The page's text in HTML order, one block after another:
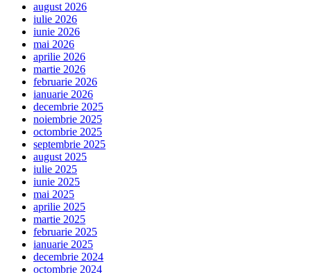
august 2026
iulie 2026
iunie 2026
mai 2026
aprilie 2026
martie 2026
februarie 2026
ianuarie 2026
decembrie 2025
noiembrie 2025
octombrie 2025
septembrie 2025
august 2025
iulie 2025
iunie 2025
mai 2025
aprilie 2025
martie 2025
februarie 2025
ianuarie 2025
decembrie 2024
octombrie 2024